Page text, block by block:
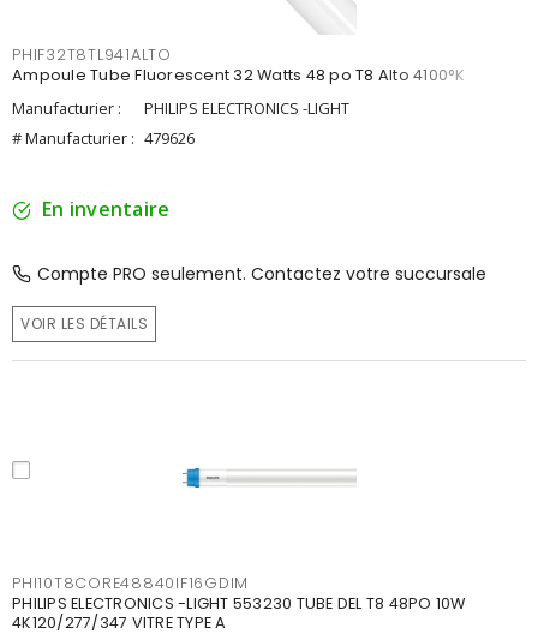
PHIF32T8TL941ALTO
Ampoule Tube Fluorescent 32 Watts 48 po T8 Alto 4100°K
Manufacturier :
PHILIPS ELECTRONICS -LIGHT
# Manufacturier : 479626
En inventaire
Compte PRO seulement. Contactez votre succursale
VOIR LES DÉTAILS
PHI10T8CORE48840IF16GDIM
PHILIPS ELECTRONICS -LIGHT 553230 TUBE DEL T8 48PO 10W
4K120/277/347 VITRE TYPE A